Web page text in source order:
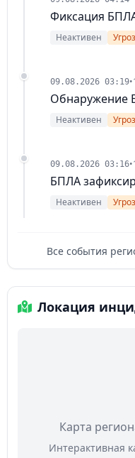
Фиксация
Неактивен
09.08.2026 03:19•
Обнаружение
Неактивен
09.08.2026 03:16•
БПЛА
Неактивен
Все события
Локация
Карта
Интерактивная